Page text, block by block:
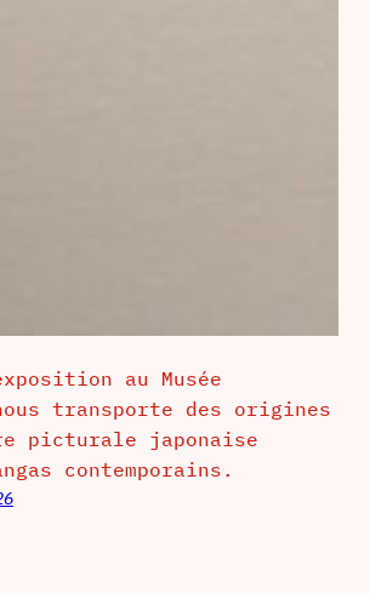
au Musée
transporte des origines
picturale japonaise
contemporains.